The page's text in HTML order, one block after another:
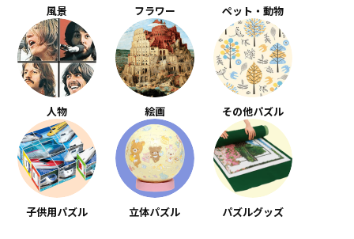
風景 フラワー ペット・動物
人物 絵画 その他パズル
子供用パズル 立体パズル パズルグッズ